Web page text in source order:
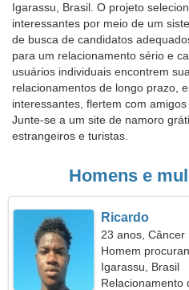
Igarassu, Brasil. O projeto
interessantes por meio de um
de busca de candidatos
para um relacionamento sério e
usuários individuais encontrem
relacionamentos de longo prazo,
interessantes, flertem com
Junte-se a um site de namoro
estrangeiros e turistas.
Homens e
Ricardo
23 anos, Câncer
Homem
Igarassu, Brasil
Relacionamento